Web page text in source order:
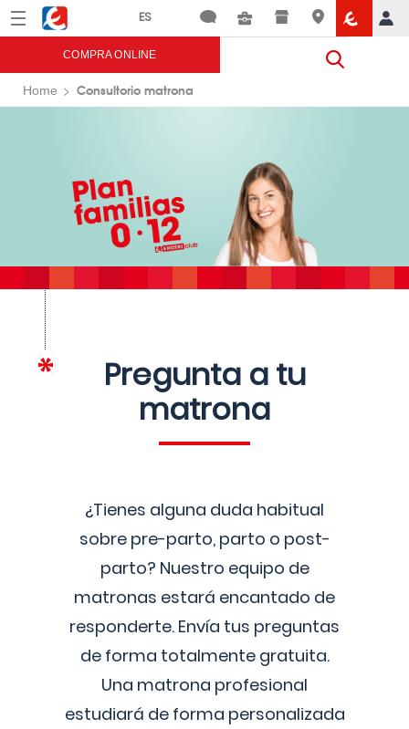
Menú Eroski
COMPRA ONLINE
Home Consultorio matrona
Pregunta a tu
matrona
¿Tienes alguna duda habitual
sobre pre-parto, parto o post-
parto? Nuestro equipo de
matronas estará encantado de
responderte. Envía tus preguntas
de forma totalmente gratuita.
Una matrona profesional
estudiará de forma personalizada